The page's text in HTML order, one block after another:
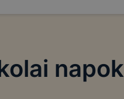
napok